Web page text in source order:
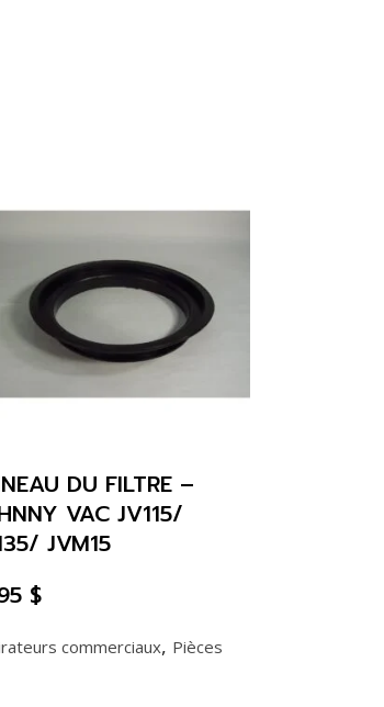
commerciaux, Pièces
DU FILTRE –
VAC JV115/
JVM15
$